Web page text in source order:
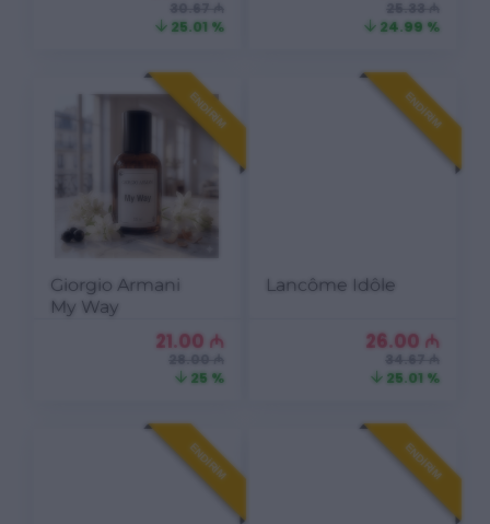
30.67 ₼
25.01 %
25.33 ₼
24.99 %
ENDIRIM
Giorgio Armani
My Way
21.00 ₼
28.00 ₼
25 %
ENDIRIM
Lancôme Idôle
26.00 ₼
34.67 ₼
25.01 %
ENDIRIM ENDIRIM